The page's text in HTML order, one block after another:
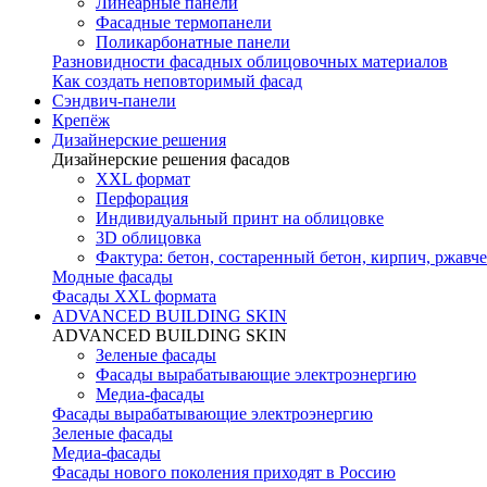
Фасадные термопанели
Поликарбонатные панели
Разновидности фасадных облицовочных материалов
Как создать неповторимый фасад
Сэндвич-панели
Крепёж
Дизайнерские решения
Дизайнерские решения фасадов
XXL формат
Перфорация
Индивидуальный принт на облицовке
3D облицовка
Фактура: бетон, состаренный бетон, кирпич,
Модные фасады
Фасады XXL формата
ADVANCED BUILDING SKIN
ADVANCED BUILDING SKIN
Зеленые фасады
Фасады вырабатывающие электроэнергию
Медиа-фасады
Фасады вырабатывающие электроэнергию
Зеленые фасады
Медиа-фасады
Фасады нового поколения приходят в Россию